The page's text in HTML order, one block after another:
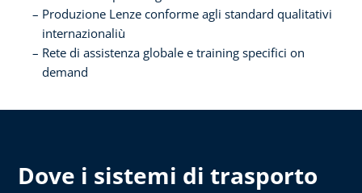
Produzione Lenze conforme agli standard qualitativi
internazionaliù
Rete di assistenza globale e training specifici on
demand
Dove i sistemi di trasporto